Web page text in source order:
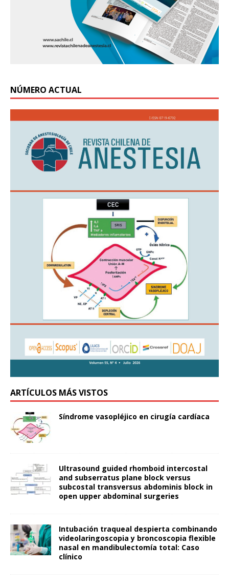
NÚMERO ACTUAL
ARTÍCULOS MÁS VISTOS
Síndrome vasopléjico en cirugía cardíaca
Ultrasound guided rhomboid intercostal
and subserratus plane block versus
subcostal transversus abdominis block in
open upper abdominal surgeries
Intubación traqueal despierta combinando
videolaringoscopia y broncoscopia flexible
nasal en mandibulectomía total: Caso
clínico